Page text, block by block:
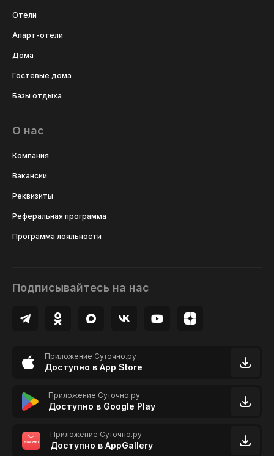
Отели
Апарт-отели
Дома
Гостевые дома
Базы отдыха
О нас
Компания
Вакансии
Реквизиты
Реферальная программа
Программа лояльности
Подписывайтесь на нас
Приложение Суточно.ру
Доступно в App Store
Приложение Суточно.ру
Доступно в Google Play
Приложение Суточно.ру
Доступно в AppGallery